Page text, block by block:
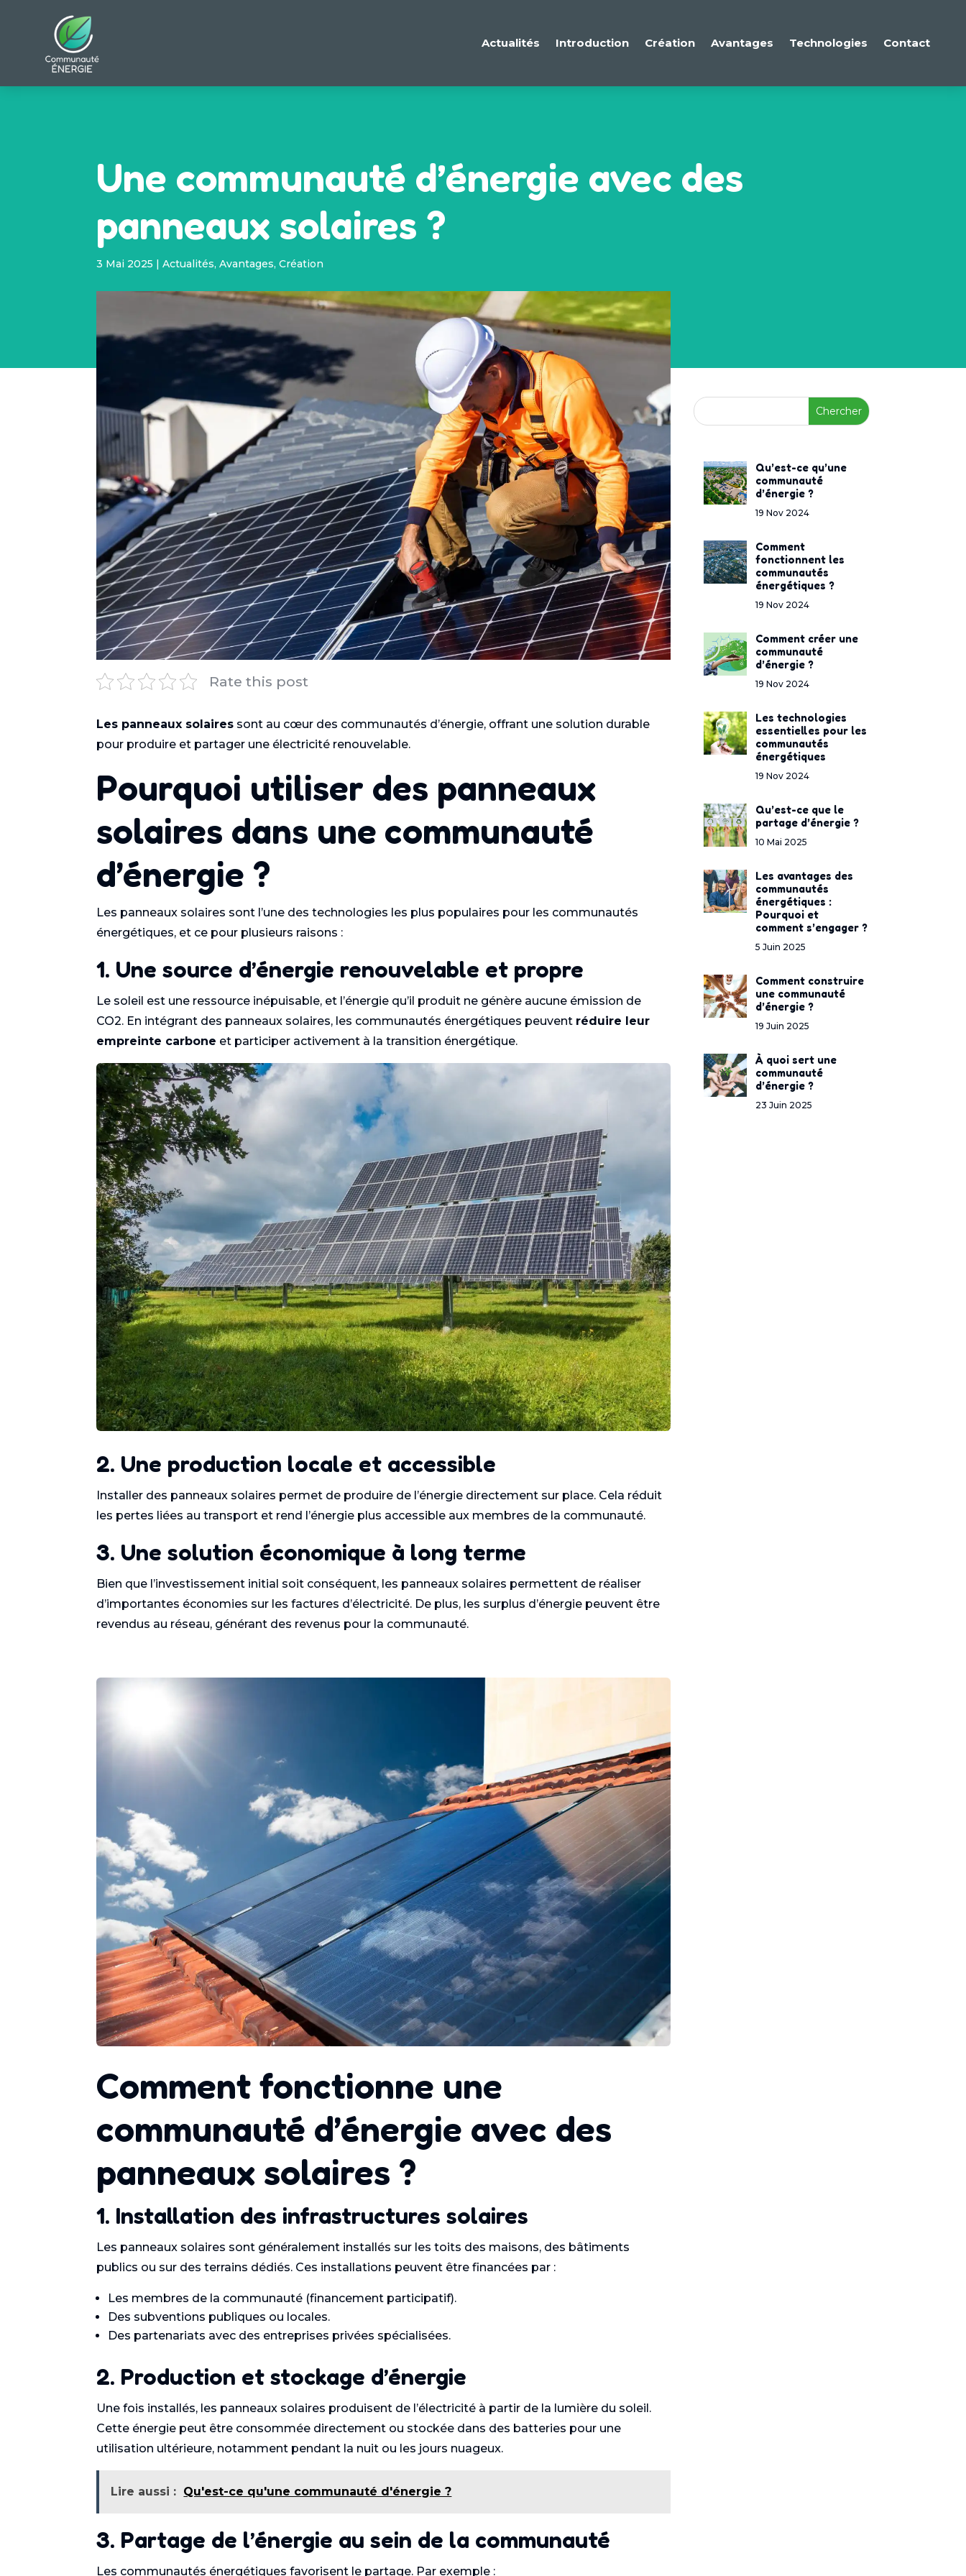
Actualités Introduction Création Avantages Technologies Contact
Une communauté d’énergie avec des
panneaux solaires ?
3 Mai 2025 |Actualités,Avantages,Création
Rate this post
Les panneaux solaires sont au cœur des communautés d’énergie, offrant une solution durable
pour produire et partager une électricité renouvelable.
Pourquoi utiliser des panneaux
solaires dans une communauté
d’énergie ?
Les panneaux solaires sont l’une des technologies les plus populaires pour les communautés
énergétiques, et ce pour plusieurs raisons :
1. Une source d’énergie renouvelable et propre
Le soleil est une ressource inépuisable, et l’énergie qu’il produit ne génère aucune émission de
CO2. En intégrant des panneaux solaires, les communautés énergétiques peuvent réduire leur
empreinte carbone et participer activement à la transition énergétique.
2. Une production locale et accessible
Installer des panneaux solaires permet de produire de l’énergie directement sur place. Cela réduit
les pertes liées au transport et rend l’énergie plus accessible aux membres de la communauté.
3. Une solution économique à long terme
Bien que l’investissement initial soit conséquent, les panneaux solaires permettent de réaliser
d’importantes économies sur les factures d’électricité. De plus, les surplus d’énergie peuvent être
revendus au réseau, générant des revenus pour la communauté.
Comment fonctionne une
communauté d’énergie avec des
panneaux solaires ?
1. Installation des infrastructures solaires
Les panneaux solaires sont généralement installés sur les toits des maisons, des bâtiments
publics ou sur des terrains dédiés. Ces installations peuvent être financées par :
Les membres de la communauté (financement participatif).
Des subventions publiques ou locales.
Des partenariats avec des entreprises privées spécialisées.
2. Production et stockage d’énergie
Une fois installés, les panneaux solaires produisent de l’électricité à partir de la lumière du soleil.
Cette énergie peut être consommée directement ou stockée dans des batteries pour une
utilisation ultérieure, notamment pendant la nuit ou les jours nuageux.
Lire aussi : Qu'est-ce qu'une communauté d'énergie ?
3. Partage de l’énergie au sein de la communauté
Les communautés énergétiques favorisent le partage. Par exemple :
Qu’est-ce qu’une
communauté
d’énergie ?
19 Nov 2024
Comment
fonctionnent les
communautés
énergétiques ?
19 Nov 2024
Comment créer une
communauté
d’énergie ?
19 Nov 2024
Les technologies
essentielles pour les
communautés
énergétiques
19 Nov 2024
Qu’est-ce que le
partage d’énergie ?
10 Mai 2025
Les avantages des
communautés
énergétiques :
Pourquoi et
comment s’engager ?
5 Juin 2025
Comment construire
une communauté
d’énergie ?
19 Juin 2025
À quoi sert une
communauté
d’énergie ?
23 Juin 2025